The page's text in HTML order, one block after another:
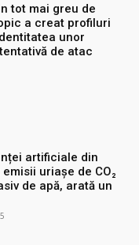
tot mai greu de
a creat profiluri
unor
de atac
artificiale din
uriașe de CO₂
de apă, arată un